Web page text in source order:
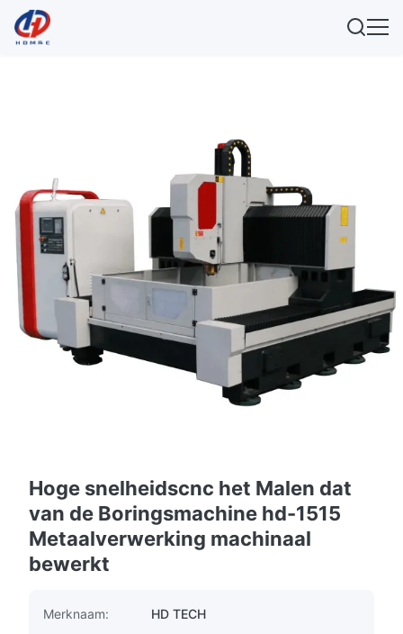
Hoge snelheidscnc het Malen dat
van de Boringsmachine hd-1515
Metaalverwerking machinaal
bewerkt
Merknaam:
HD TECH